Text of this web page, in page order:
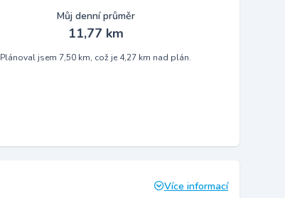
Můj denní průměr
11,77 km
Plánoval jsem 7,50 km, což je 4,27 km nad plán.
Více informací